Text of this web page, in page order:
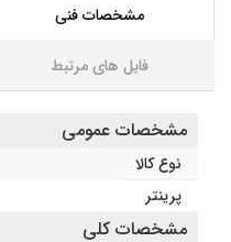
مشخصات فنی
فایل های مرتبط
مشخصات عمومی
نوع کالا
پرینتر
مشخصات کلی